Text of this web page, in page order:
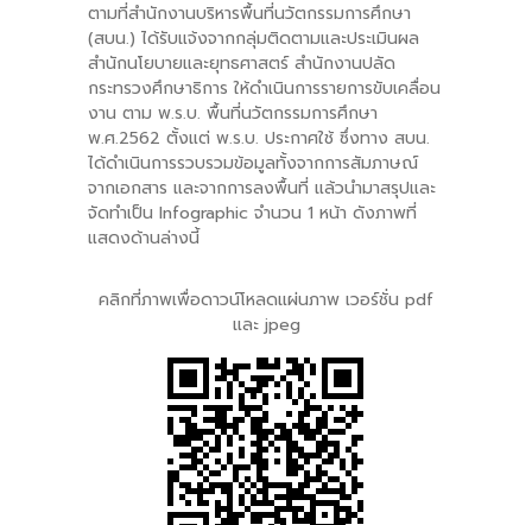
เกี่ยวกับเรา
-- รู้จัก พื้นที่นวัตกรรมการศึกษา
-- คณะกรรมการนโยบายพื้นที่นวัตกรรมการศึกษา
-- คณะอนุกรรมการ 6 คณะ
-- ทีมงาน สบน.
ตามที่สำนักงานบริหารพื้นที่นวัตกรรมการศึกษา
(สบน.) ได้รับแจ้งจากกลุ่มติดตามและประเมินผล
สำนักนโยบายและยุทธศาสตร์ สำนักงานปลัด
กระทรวงศึกษาธิการ ให้ดำเนินการรายการขับเคลื่อน
งาน ตาม พ.ร.บ. พื้นที่นวัตกรรมการศึกษา
พ.ศ.2562 ตั้งแต่ พ.ร.บ. ประกาศใช้ ซึ่งทาง สบน.​
ได้ดำเนินการรวบรวมข้อมูลทั้งจากการสัมภาษณ์
จากเอกสาร และจากการลงพื้นที่ แล้วนำมาสรุปและ
จัดทำเป็น Infographic จำนวน 1 หน้า ดังภาพที่
แสดงด้านล่างนี้
คลิกที่ภาพเพื่อดาวน์โหลดแผ่นภาพ เวอร์ชั่น pdf
และ jpeg